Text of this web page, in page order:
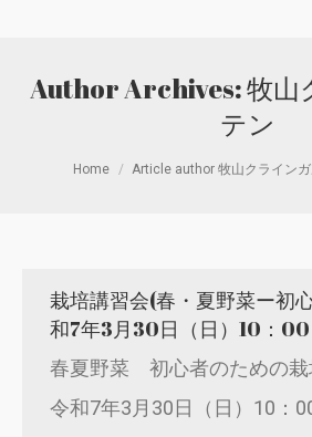
Author Archives:牧山
テン
You are here:
Home Article author 牧山クライン
栽培講習会(春・夏野菜ー初
和7年3月30日（日）10：00
春夏野菜 初心者のための栽
令和7年3月30日（日）10：